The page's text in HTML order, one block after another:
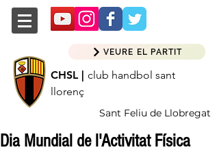
CHSL | club handbol sant
llorenç
Sant Feliu de Llobregat
VEURE EL PARTIT
Dia Mundial de l'Activitat Física